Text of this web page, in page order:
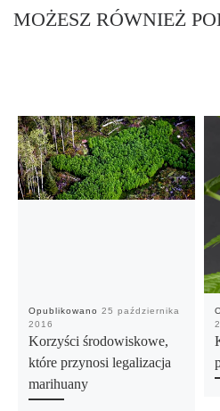
MOŻESZ RÓWNIEŻ
Opublikowano 25 października
2016
Korzyści środowiskowe,
które przynosi legalizacja
marihuany